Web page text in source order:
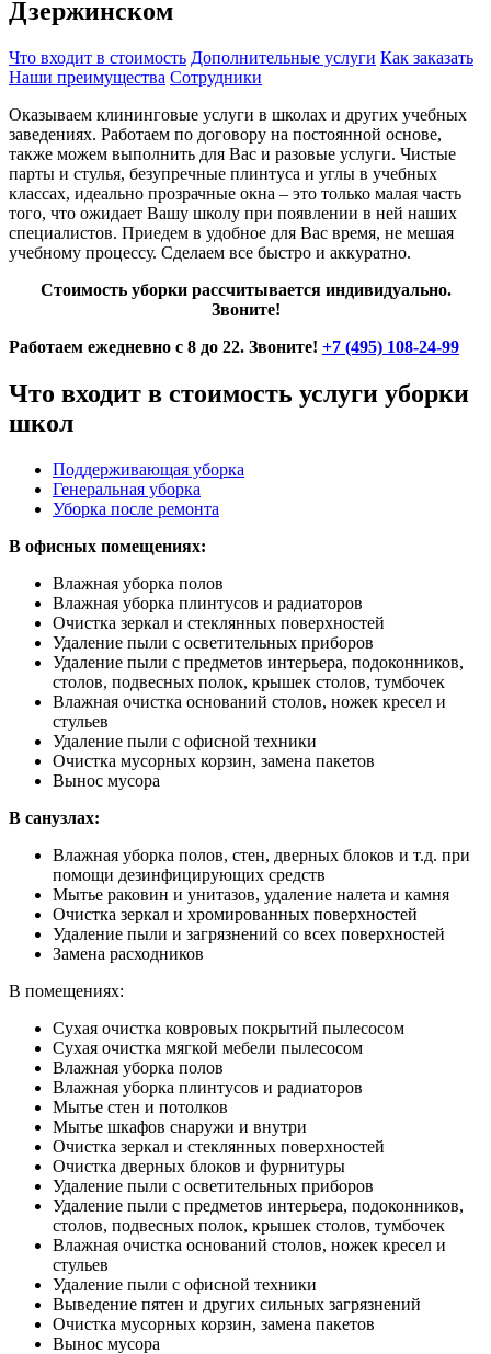
Дзержинском
Что входит в стоимость Дополнительные услуги Как заказать
Наши преимущества Сотрудники
Оказываем клининговые услуги в школах и других учебных
заведениях. Работаем по договору на постоянной основе,
также можем выполнить для Вас и разовые услуги. Чистые
парты и стулья, безупречные плинтуса и углы в учебных
классах, идеально прозрачные окна – это только малая часть
того, что ожидает Вашу школу при появлении в ней наших
специалистов. Приедем в удобное для Вас время, не мешая
учебному процессу. Сделаем все быстро и аккуратно.
Стоимость уборки рассчитывается индивидуально.
Звоните!
Работаем ежедневно с 8 до 22. Звоните! +7 (495) 108-24-99
Что входит в стоимость услуги уборки
школ
Поддерживающая уборка
Генеральная уборка
Уборка после ремонта
В офисных помещениях:
Влажная уборка полов
Влажная уборка плинтусов и радиаторов
Очистка зеркал и стеклянных поверхностей
Удаление пыли с осветительных приборов
Удаление пыли с предметов интерьера, подоконников,
столов, подвесных полок, крышек столов, тумбочек
Влажная очистка оснований столов, ножек кресел и
стульев
Удаление пыли с офисной техники
Очистка мусорных корзин, замена пакетов
Вынос мусора
В санузлах:
Влажная уборка полов, стен, дверных блоков и т.д. при
помощи дезинфицирующих средств
Мытье раковин и унитазов, удаление налета и камня
Очистка зеркал и хромированных поверхностей
Удаление пыли и загрязнений со всех поверхностей
Замена расходников
В помещениях:
Сухая очистка ковровых покрытий пылесосом
Сухая очистка мягкой мебели пылесосом
Влажная уборка полов
Влажная уборка плинтусов и радиаторов
Мытье стен и потолков
Мытье шкафов снаружи и внутри
Очистка зеркал и стеклянных поверхностей
Очистка дверных блоков и фурнитуры
Удаление пыли с осветительных приборов
Удаление пыли с предметов интерьера, подоконников,
столов, подвесных полок, крышек столов, тумбочек
Влажная очистка оснований столов, ножек кресел и
стульев
Удаление пыли с офисной техники
Выведение пятен и других сильных загрязнений
Очистка мусорных корзин, замена пакетов
Вынос мусора